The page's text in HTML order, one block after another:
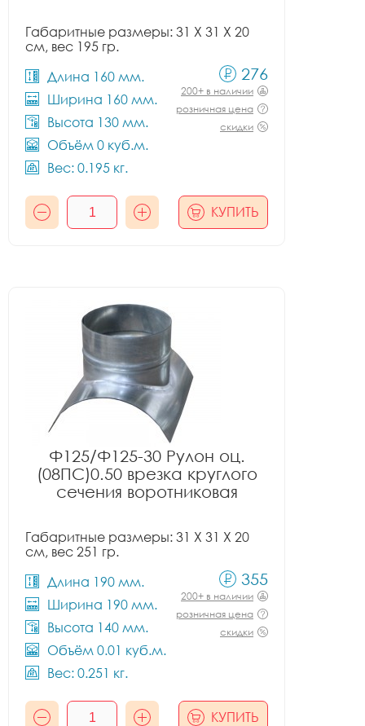
Габаритные размеры: 31 X 31 X 20
см, вес 195 гр.
Длина 160 мм.
Ширина 160 мм.
Высота 130 мм.
Объём 0 куб.м.
Вес: 0.195 кг.
276
200+ в наличии
розничная цена
скидки
КУПИТЬ
Ф125/Ф125-30 Рулон оц.
(08ПС)0.50 врезка круглого
сечения воротниковая
Габаритные размеры: 31 X 31 X 20
см, вес 251 гр.
Длина 190 мм.
Ширина 190 мм.
Высота 140 мм.
Объём 0.01 куб.м.
Вес: 0.251 кг.
355
200+ в наличии
розничная цена
скидки
КУПИТЬ